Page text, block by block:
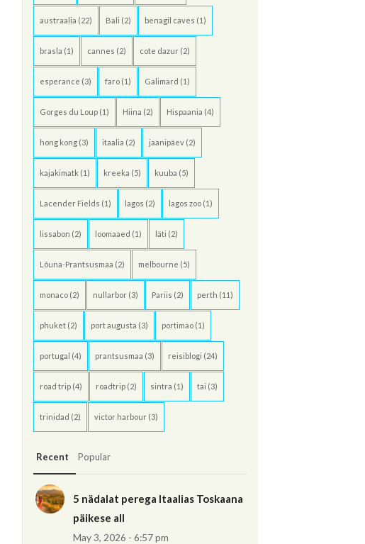
austraalia (22) Bali (2) benagil caves (1)
brasla (1) cannes (2) cote dazur(2)
esperance (3) faro(1) Galimard (1)
Gorges du Loup(1) Hiina (2) Hispaania (4)
hong kong(3) itaalia (2) jaanipäev(2)
kajakimatk (1) kreeka (5) kuuba (5)
Lacender Fields (1) lagos (2) lagos zoo(1)
lissabon (2) loomaaed (1) läti (2)
Lõuna-Prantsusmaa (2) melbourne (5)
monaco(2) nullarbor(3) Pariis (2) perth (11)
phuket(2) port augusta (3) portimao(1)
portugal (4) prantsusmaa (3) reisiblogi (24)
road trip(4) roadtrip(2) sintra (1) tai (3)
trinidad (2) victor harbour(3)
Recent Popular
5 nädalat perega Itaalias Toskaana
päikese all
May 3, 2026 - 6:57 pm